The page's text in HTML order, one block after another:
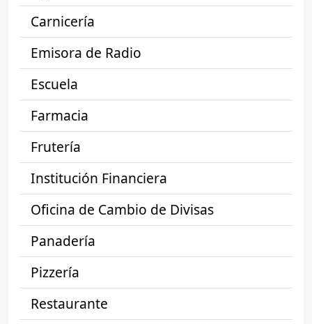
Carnicería
Emisora de Radio
Escuela
Farmacia
Frutería
Institución Financiera
Oficina de Cambio de Divisas
Panadería
Pizzería
Restaurante